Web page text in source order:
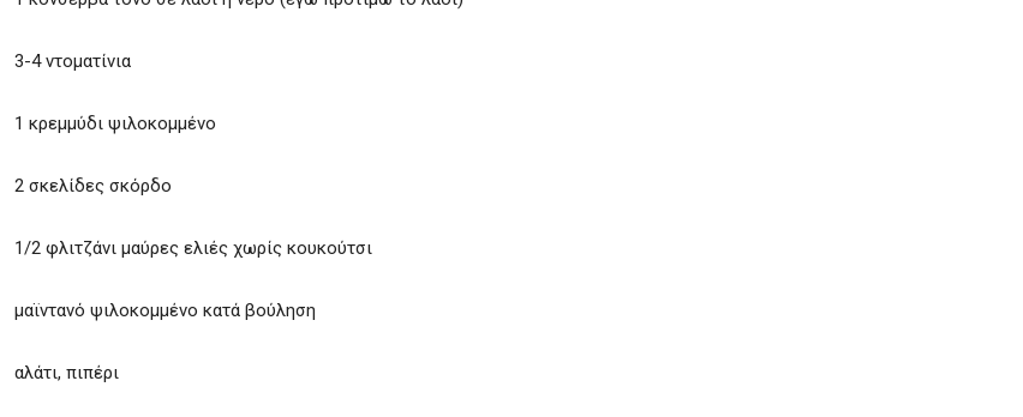
3-4 ντοματίνια
1 κρεμμύδι ψιλοκομμένο
2 σκελίδες σκόρδο
1/2 φλιτζάνι μαύρες ελιές χωρίς κουκούτσι
μαϊντανό ψιλοκομμένο κατά βούληση
αλάτι, πιπέρι